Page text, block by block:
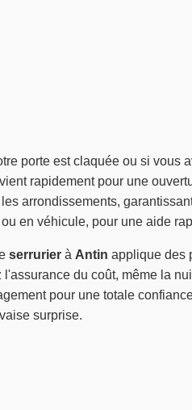
porte est claquée ou si vous
rapidement pour une
arrondissements,
en véhicule, pour une aide
serrurier à Antin applique des
l'assurance du coût, même la
pour une totale
surprise.